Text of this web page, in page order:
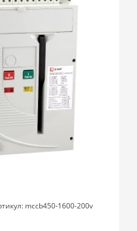
mccb450-1600-200v